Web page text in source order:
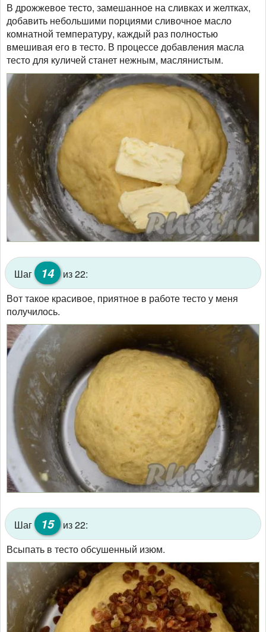
В дрожжевое тесто, замешанное на сливках и желтках,
добавить небольшими порциями сливочное масло
комнатной температуру, каждый раз полностью
вмешивая его в тесто. В процессе добавления масла
тесто для куличей станет нежным, маслянистым.
Шаг 14 из 22:
Вот такое красивое, приятное в работе тесто у меня
получилось.
Шаг 15 из 22:
Всыпать в тесто обсушенный изюм.